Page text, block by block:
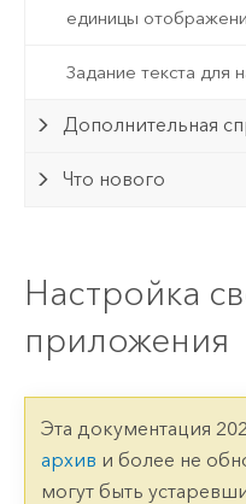
единицы
Задание текста для
Дополнительная
Что нового
Настройка
приложения
Эта документация
архив и более не
могут быть